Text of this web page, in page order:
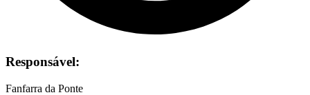
Responsável:
Fanfarra da Ponte